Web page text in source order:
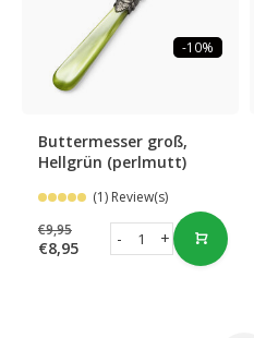
-10%
Buttermesser groß,
Hellgrün (perlmutt)
(1) Review(s)
€9,95
€8,95 +
-